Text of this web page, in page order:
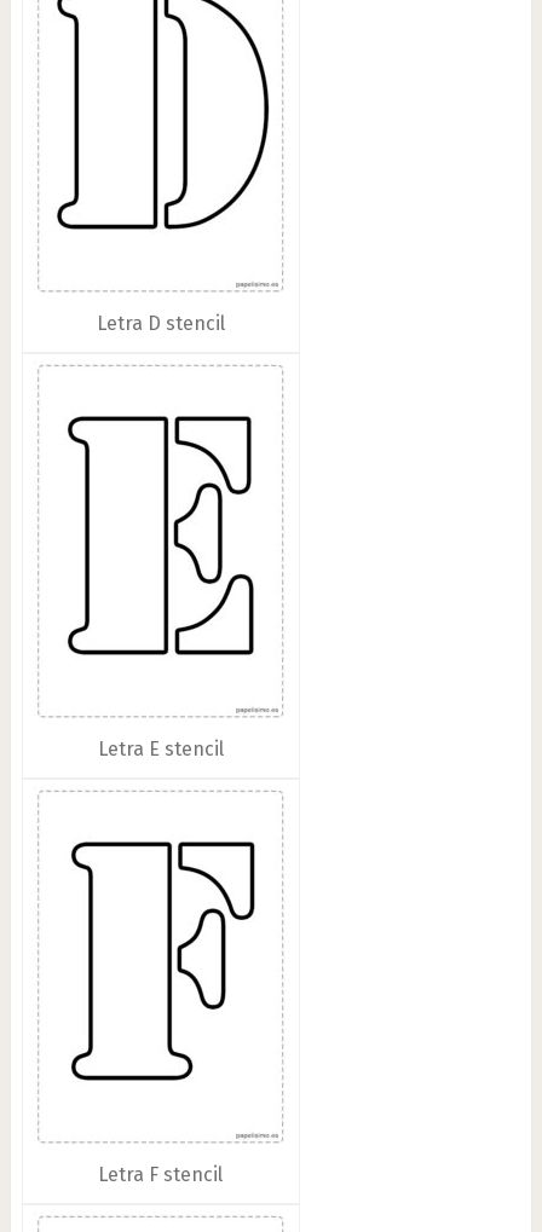
Letra D stencil
Letra E stencil
Letra F stencil